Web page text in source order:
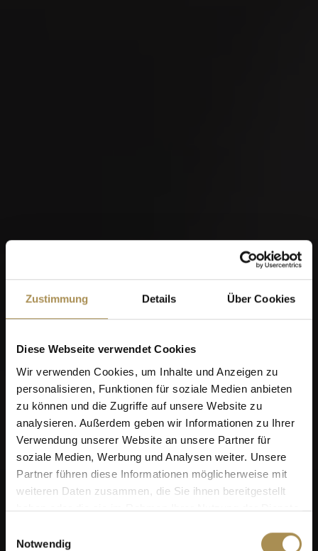
Zustimmung Details Über Cookies
Diese Webseite verwendet Cookies
Wir verwenden Cookies, um Inhalte und Anzeigen zu
personalisieren, Funktionen für soziale Medien anbieten
zu können und die Zugriffe auf unsere Website zu
analysieren. Außerdem geben wir Informationen zu Ihrer
Verwendung unserer Website an unsere Partner für
soziale Medien, Werbung und Analysen weiter. Unsere
Partner führen diese Informationen möglicherweise mit
weiteren Daten zusammen, die Sie ihnen bereitgestellt
haben oder die sie im Rahmen Ihrer Nutzung der Dienste
Notwendig